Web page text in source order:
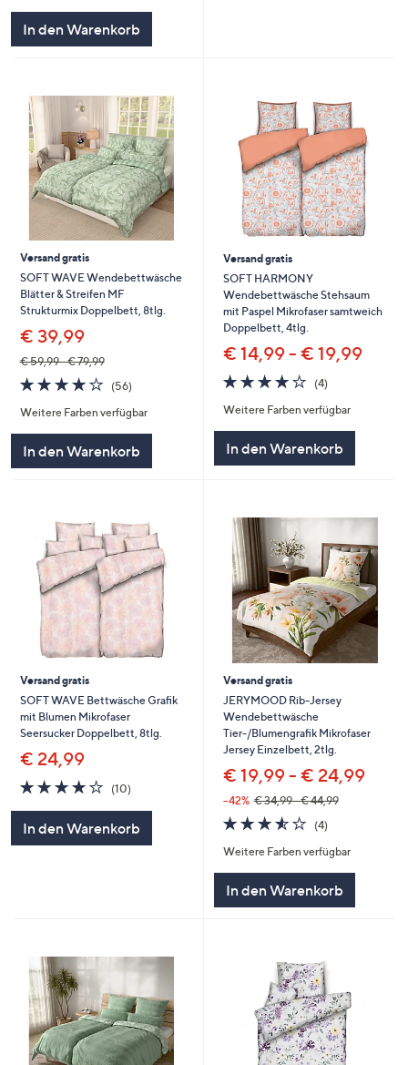
In den Warenkorb
Versand gratis
SOFT WAVE Wendebettwäsche
Blätter & Streifen MF
Strukturmix Doppelbett, 8tlg.
€ 39,99
€ 59,99 - € 79,99
4.1
von
5
(56)56
Weitere Farben verfügbar
In den Warenkorb
Versand gratis
SOFT HARMONY
Wendebettwäsche Stehsaum
mit Paspel Mikrofaser samtweich
Doppelbett, 4tlg.
€ 14,99 - € 19,99
4.0
von
5
(4)4
Weitere Farben verfügbar
In den Warenkorb
Versand gratis
SOFT WAVE Bettwäsche Grafik
mit Blumen Mikrofaser
Seersucker Doppelbett, 8tlg.
€ 24,99
3.7
von
5
(10)
In den Warenkorb
Versand gratis
JERYMOOD Rib-Jersey
Wendebettwäsche
Tier-/Blumengrafik Mikrofaser
Jersey Einzelbett, 2tlg.
€ 19,99 - € 24,99
--42% € 34,99 - € 44,99
3.5
von
5
(4)4
Weitere Farben verfügbar
In den Warenkorb